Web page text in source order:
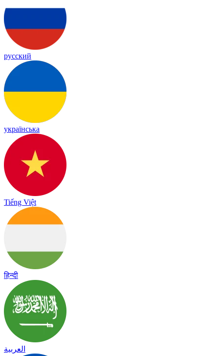
русский
українська
Tiếng Việt
हिन्दी
العربية